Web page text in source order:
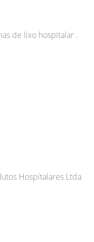
de lixo hospitalar .
Hospitalares Ltda